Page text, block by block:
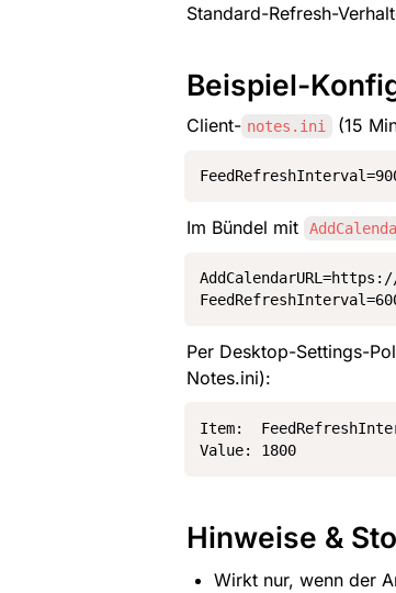
Standard-Refresh-
Beispiel-
Client- notes.ini (15
Im Bündel mit
Per Desktop-Settings-
Notes.ini):
Item:
Value: 1800
Hinweise &
Wirkt nur, wenn der